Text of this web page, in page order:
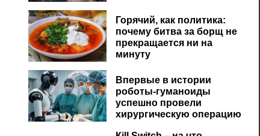
Горячий, как политика:
почему битва за борщ не
прекращается ни на
минуту
Впервые в истории
роботы-гуманоиды
успешно провели
хирургическую операцию